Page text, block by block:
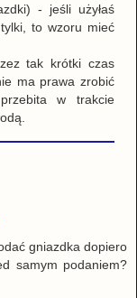
- jeśli użyłaś
to wzoru mieć
tak krótki czas
ma prawa zrobić
w trakcie
gniazdka dopiero
samym podaniem?